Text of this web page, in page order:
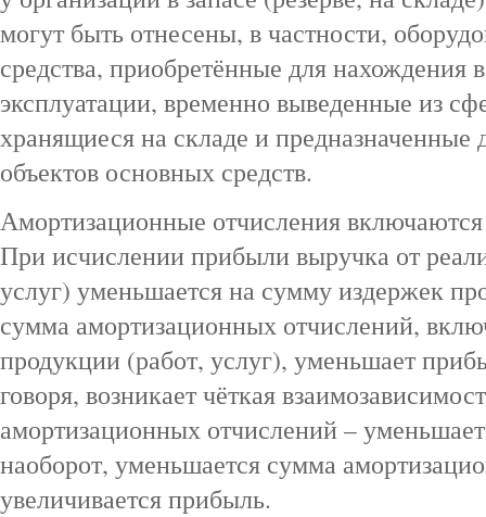
могут быть отнесены, в частности,
средства, приобретённые для нахождения
эксплуатации, временно выведенные из
хранящиеся на складе и
объектов основных средств.
Амортизационные отчисления
При исчислении прибыли выручка от
услуг) уменьшается на сумму издержек
сумма амортизационных отчислений,
продукции (работ, услуг), уменьшает
говоря, возникает чёткая
амортизационных отчислений –
наоборот, уменьшается сумма
увеличивается прибыль.